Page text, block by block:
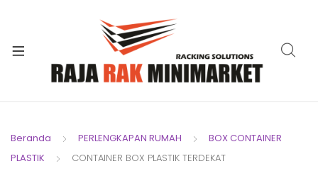
Beranda PERLENGKAPAN RUMAH
BOX CONTAINER
PLASTIK
CONTAINER BOX PLASTIK TERDEKAT